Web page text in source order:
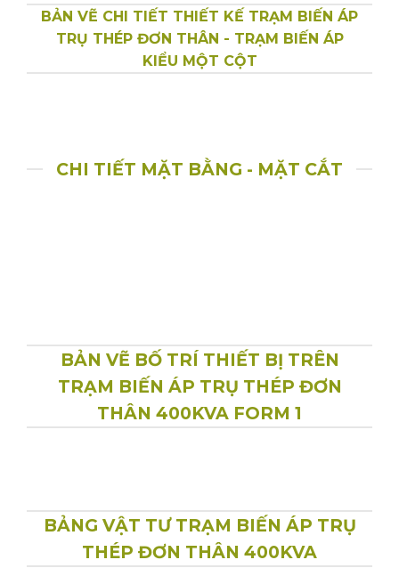
BẢN VẼ CHI TIẾT THIẾT KẾ TRẠM BIẾN ÁP
TRỤ THÉP ĐƠN THÂN - TRẠM BIẾN ÁP
KIỂU MỘT CỘT
CHI TIẾT MẶT BẰNG - MẶT CẮT
BẢN VẼ BỐ TRÍ THIẾT BỊ TRÊN
TRẠM BIẾN ÁP TRỤ THÉP ĐƠN
THÂN 400KVA FORM 1
BẢNG VẬT TƯ TRẠM BIẾN ÁP TRỤ
THÉP ĐƠN THÂN 400KVA